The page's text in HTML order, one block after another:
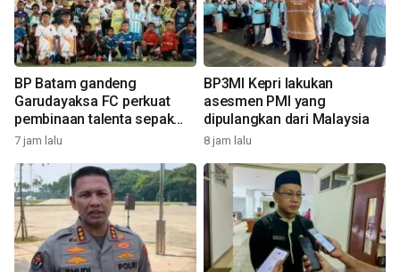
BP Batam gandeng
Garudayaksa FC perkuat
pembinaan talenta sepak
bola usia dini
7 jam lalu
BP3MI Kepri lakukan
asesmen PMI yang
dipulangkan dari Malaysia
8 jam lalu